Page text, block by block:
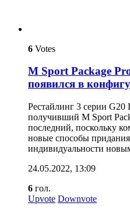
6 Votes
M Sport Package
появился в
Рестайлинг 3 серии
получивший M Sport
последний, поскольку
новые способы
индивидуальности
24.05.2022, 13:09
6 гол.
Upvote Downvote